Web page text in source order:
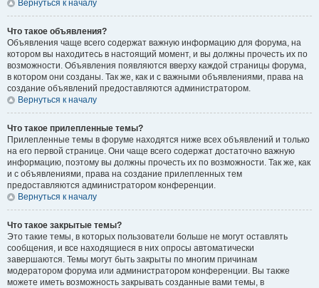
Вернуться к началу
Что такое объявления?
Объявления чаще всего содержат важную информацию для форума, на
котором вы находитесь в настоящий момент, и вы должны прочесть их по
возможности. Объявления появляются вверху каждой страницы форума,
в котором они созданы. Так же, как и с важными объявлениями, права на
создание объявлений предоставляются администратором.
Вернуться к началу
Что такое прилепленные темы?
Прилепленные темы в форуме находятся ниже всех объявлений и только
на его первой странице. Они чаще всего содержат достаточно важную
информацию, поэтому вы должны прочесть их по возможности. Так же, как
и с объявлениями, права на создание прилепленных тем
предоставляются администратором конференции.
Вернуться к началу
Что такое закрытые темы?
Это такие темы, в которых пользователи больше не могут оставлять
сообщения, и все находящиеся в них опросы автоматически
завершаются. Темы могут быть закрыты по многим причинам
модератором форума или администратором конференции. Вы также
можете иметь возможность закрывать созданные вами темы, в